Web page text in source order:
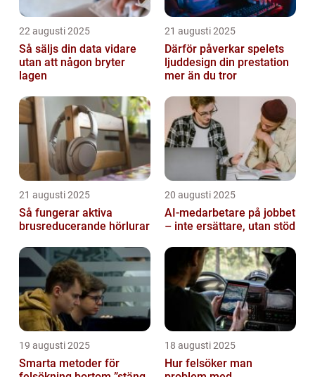
22 augusti 2025
Så säljs din data vidare
utan att någon bryter
lagen
21 augusti 2025
Därför påverkar spelets
ljuddesign din prestation
mer än du tror
21 augusti 2025
Så fungerar aktiva
brusreducerande hörlurar
20 augusti 2025
AI‑medarbetare på jobbet
– inte ersättare, utan stöd
19 augusti 2025
Smarta metoder för
18 augusti 2025
Hur felsöker man